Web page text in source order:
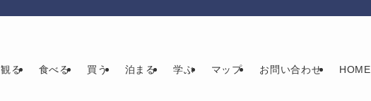
観る 食べる 買う 泊まる 学ぶ マップ お問い合わせ HOME